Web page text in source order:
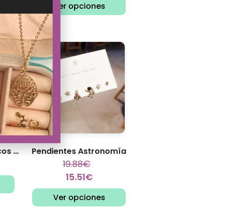
Ver opciones
Pendientes Asimétricos Transportador Pendientes Astronomía
19.88€
15.51€
Ver opciones